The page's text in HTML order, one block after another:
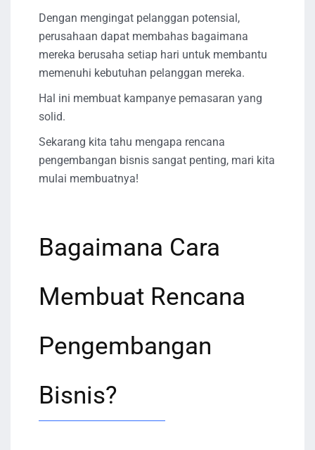
Dengan mengingat pelanggan potensial,
perusahaan dapat membahas bagaimana
mereka berusaha setiap hari untuk membantu
memenuhi kebutuhan pelanggan mereka.
Hal ini membuat kampanye pemasaran yang
solid.
Sekarang kita tahu mengapa rencana
pengembangan bisnis sangat penting, mari kita
mulai membuatnya!
Bagaimana Cara
Membuat Rencana
Pengembangan
Bisnis?